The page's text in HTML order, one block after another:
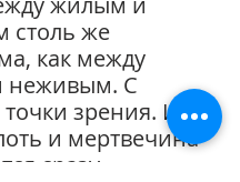
столь же
как между
С
зрения. Ибо
и мертвечина
сразу…»